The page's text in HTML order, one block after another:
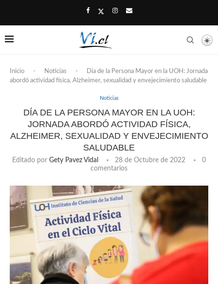
Inicio - Noticias -
Día de la Persona Mayor en la UOH: Jornada
abordó actividad física, Alzheimer, sexualidad y envejecimiento saludable
Noticias
DÍA DE LA PERSONA MAYOR EN LA UOH:
JORNADA ABORDÓ ACTIVIDAD FÍSICA,
ALZHEIMER, SEXUALIDAD Y ENVEJECIMIENTO
SALUDABLE
Editado por Gety Pavez Vidal 28 de Octubre de 2022
0
comentarios